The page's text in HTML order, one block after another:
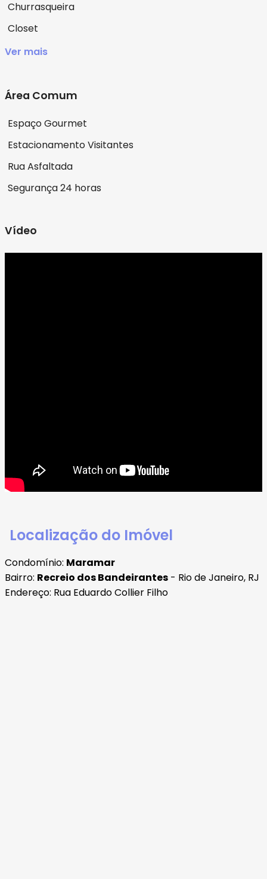
Churrasqueira
Closet
Ver mais
Área Comum
Espaço Gourmet
Estacionamento Visitantes
Rua Asfaltada
Segurança 24 horas
Vídeo
Localização do Imóvel
Condomínio: Maramar
Bairro: Recreio dos Bandeirantes - Rio de Janeiro, RJ
Endereço: Rua Eduardo Collier Filho